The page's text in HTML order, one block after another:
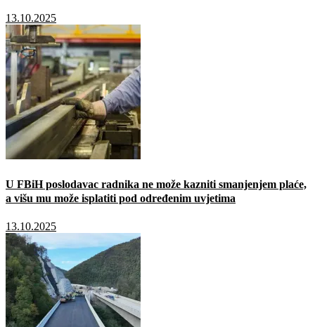
13.10.2025
U FBiH poslodavac radnika ne može kazniti smanjenjem plaće,
a višu mu može isplatiti pod određenim uvjetima
13.10.2025